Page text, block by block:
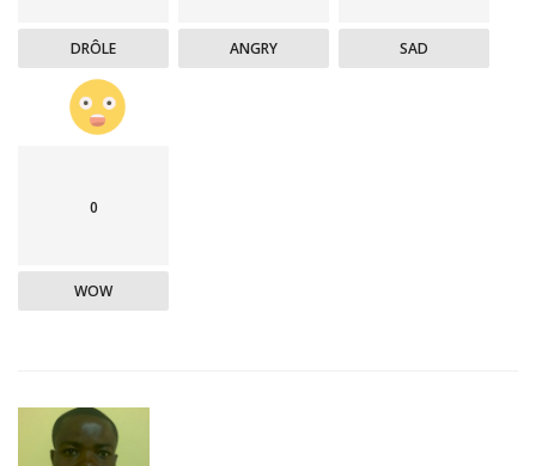
DRÔLE ANGRY SAD
0
WOW